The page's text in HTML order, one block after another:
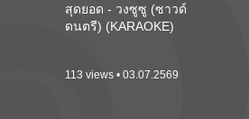
สุดยอด - วงซูซู (ซาวด์
ดนตรี) (KARAOKE)
113 views • 03.07.2569